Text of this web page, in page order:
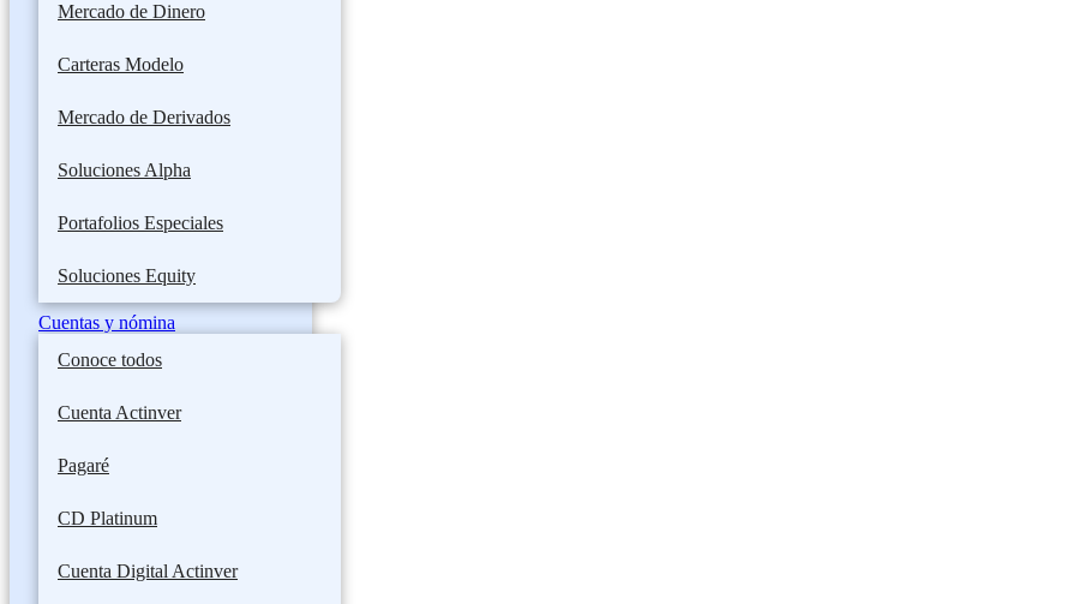
Mercado de Dinero
Carteras Modelo
Mercado de Derivados
Soluciones Alpha
Portafolios Especiales
Soluciones Equity
Cuentas y nómina
Conoce todos
Cuenta Actinver
Pagaré
CD Platinum
Cuenta Digital Actinver